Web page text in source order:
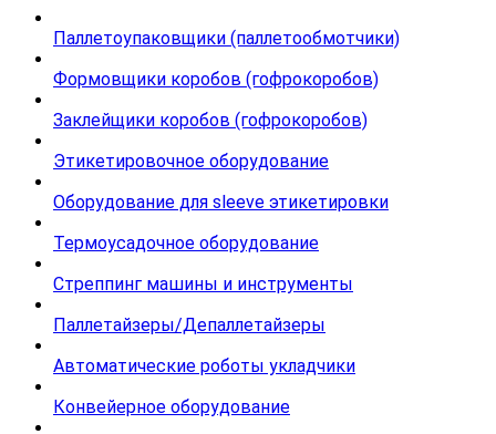
Паллетоупаковщики (паллетообмотчики)
Формовщики коробов (гофрокоробов)
Заклейщики коробов (гофрокоробов)
Этикетировочное оборудование
Оборудование для sleeve этикетировки
Термоусадочное оборудование
Стреппинг машины и инструменты
Паллетайзеры/Депаллетайзеры
Автоматические роботы укладчики
Конвейерное оборудование